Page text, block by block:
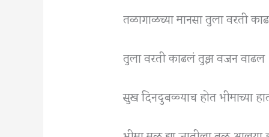
तळागाळच्या मानसा तुला वरती
तुला वरती काढलं तुझ वजन वाढल
सुख दिनदुबळ्याच होत भीमाच्या